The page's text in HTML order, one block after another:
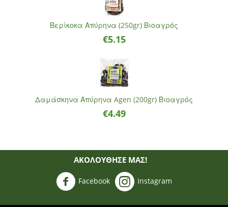
Βερίκοκα Απύρηνα (250gr) Βιοαγρός
€5.15
Δαμάσκηνα Απύρηνα Agen (200gr) Βιοαγρός
€4.49
ΑΚΟΛΟΥΘΗΣΈ ΜΑΣ!
Facebook Instagram